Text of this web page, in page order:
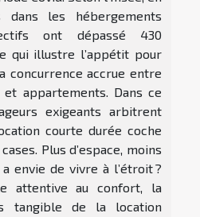
dans les hébergements
ont dépassé 430
qui illustre l’appétit pour
concurrence accrue entre
et appartements. Dans ce
exigeants arbitrent
courte durée coche
Plus d’espace, moins
envie de vivre à l’étroit ?
attentive au confort, la
tangible de la location